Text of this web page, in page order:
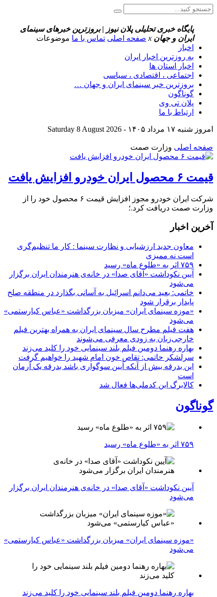
پایگاه خبری تحلیلی پلان نیوز | بروزترین خبرهای سینمای
ایران و جهان x صفحه اصلی تماس با ما موضوعات
اخبار
به روزترین اخبار ایران
اخبار استان ها
اجتماعی ، اقتصادی ، سیاسی
بروزترین خبر سینمای ایران و جهان …
گوناگون
پلان تی وی
ارتباط با ما
امروز شنبه ۱۷ مرداد ۱۴۰۵ - Saturday 8 August 2026
صفحه اصلی وزارت صمت
قیمت ۶ محصول ایران خودرو افزایش یافت
شرکت ایران خودرو مجوز افزایش قیمت ۶ محصول خود را از
وزارت صمت دریافت کرد.؛
آخرین اخبار
معاون جدید ارزشیابی و نظارت سینما : کار ما تنظیم‌گری
است نه ممیزی
۷۵۹ اثر به «طلوع ماه» رسید
آیین نکوداشت «آقای صدا» در خانه‌ی هنرمندان ایران برگزار
می‌شود
خاتمی: بعید می‌دانم اسرائیل به آسانی بگذارد در منطقه صلح
پایدار برقرار شود
«موزه سینمای ایران» میزبان بزرگداشت «عباس کیارستمی»
می‌شود
هفت فیلم مطرح سال سینمای ایران به همراه بهترین فیلم
خارجی‌زبان به زودی معرفی می‌شوند
بهاره رهنما دومین فیلم بلند سینمایی خود را کلید می‌زند
سرلشکر حاتمی: تقاص خون امام شهید را خواهیم گرفت
این بدرقه بیش از آنکه آیین سوگواری باشد بدرقه یک آرمان
است
کالابرگ این کدملی‌ها فعال شد
گوناگون
۷۵۹ اثر به «طلوع ماه» رسید
آیین نکوداشت «آقای صدا» در خانه‌ی هنرمندان ایران برگزار
می‌شود
«موزه سینمای ایران» میزبان بزرگداشت «عباس کیارستمی»
می‌شود
بهاره رهنما دومین فیلم بلند سینمایی خود را کلید می‌زند